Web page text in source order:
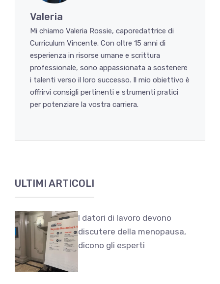
Valeria
Mi chiamo Valeria Rossie, caporedattrice di
Curriculum Vincente. Con oltre 15 anni di
esperienza in risorse umane e scrittura
professionale, sono appassionata a sostenere
i talenti verso il loro successo. Il mio obiettivo è
offrirvi consigli pertinenti e strumenti pratici
per potenziare la vostra carriera.
ULTIMI ARTICOLI
I datori di lavoro devono
discutere della menopausa,
dicono gli esperti